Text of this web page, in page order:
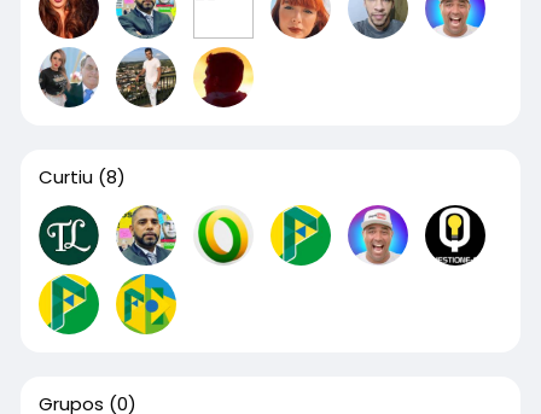
Curtiu (8)
Grupos (0)